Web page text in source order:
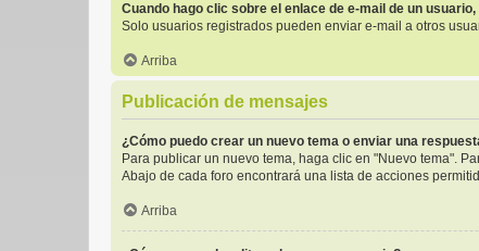
Cuando hago clic sobre el enlace de e-mail de un
Solo usuarios registrados pueden enviar e-mail a otros
Arriba
Publicación de mensajes
¿Cómo puedo crear un nuevo tema o enviar una
Para publicar un nuevo tema, haga clic en "Nuevo tema".
Abajo de cada foro encontrará una lista de acciones
Arriba